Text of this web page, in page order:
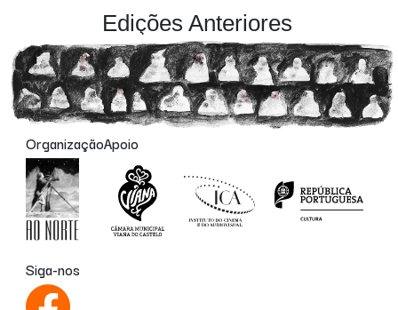
Edições Anteriores
OrganizaçãoApoio
Siga-nos